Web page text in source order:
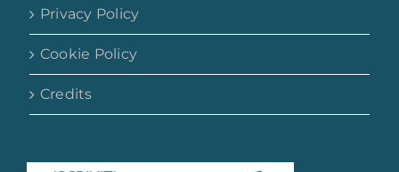
Molise
Piemonte e Valle d’Aosta
Puglia
Privacy Policy
Cookie Policy
Credits